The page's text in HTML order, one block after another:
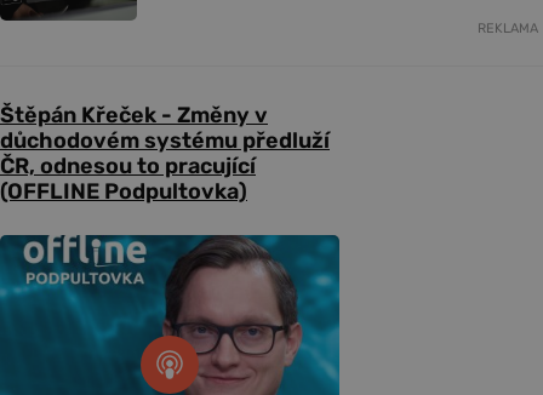
REKLAMA
Štěpán Křeček - Změny v
důchodovém systému předluží
ČR, odnesou to pracující
(OFFLINE Podpultovka)